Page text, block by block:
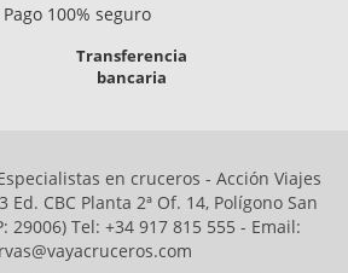
Pago 100% seguro
Transferencia
bancaria
en cruceros - Acción Viajes
Ed. CBC Planta 2ª Of. 14, Polígono San
29006) Tel: +34 917 815 555 - Email: